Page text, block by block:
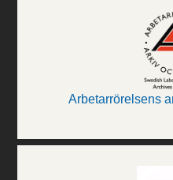
Arbetarrörelsens